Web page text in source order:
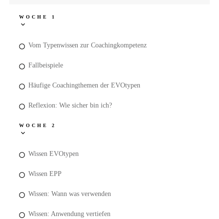
WOCHE 1
Vom Typenwissen zur Coachingkompetenz
Fallbeispiele
Häufige Coachingthemen der EVOtypen
Reflexion: Wie sicher bin ich?
WOCHE 2
Wissen EVOtypen
Wissen EPP
Wissen: Wann was verwenden
Wissen: Anwendung vertiefen